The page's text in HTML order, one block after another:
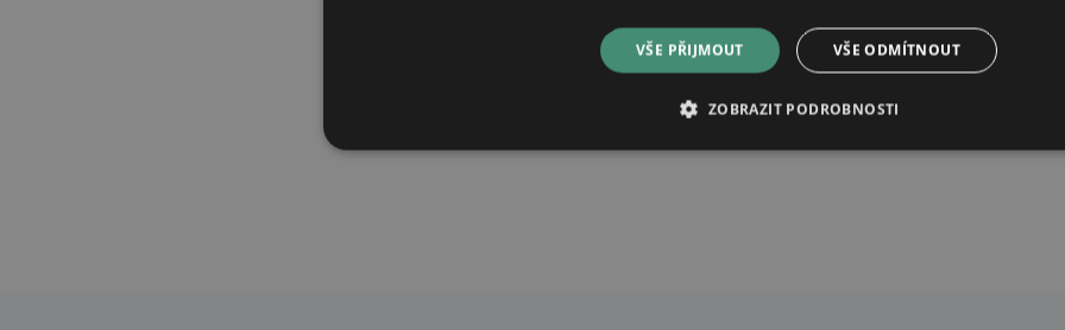
VŠE PŘIJMOUT VŠE ODMÍTNOUT
ZOBRAZIT PODROBNOSTI